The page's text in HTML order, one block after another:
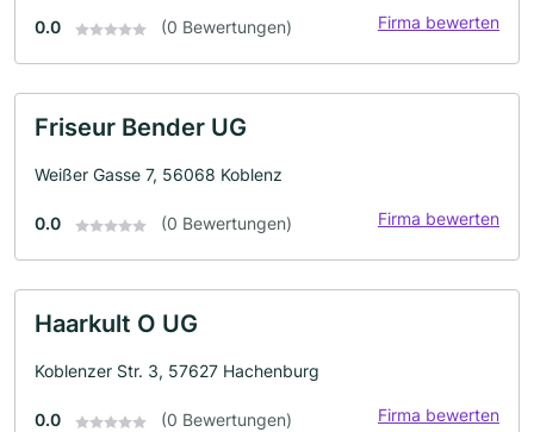
0.0 (0 Bewertungen) Firma bewerten
Friseur Bender UG
Weißer Gasse 7, 56068 Koblenz
0.0 (0 Bewertungen) Firma bewerten
Haarkult O UG
Koblenzer Str. 3, 57627 Hachenburg
0.0 (0 Bewertungen) Firma bewerten